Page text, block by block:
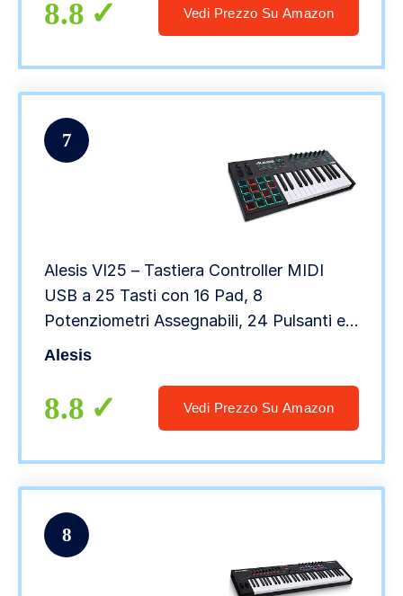
8.8 Vedi Prezzo Su Amazon
7
Alesis VI25 – Tastiera Controller MIDI
USB a 25 Tasti con 16 Pad, 8
Potenziometri Assegnabili, 24 Pulsanti e
Uscita Midi a 5 Pin + Software incluso
Alesis
8.8 Vedi Prezzo Su Amazon
8